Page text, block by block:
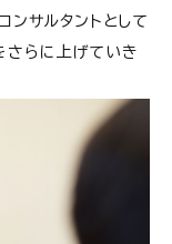
ンサルタントとして
さらに上げていき